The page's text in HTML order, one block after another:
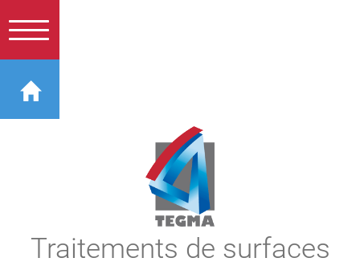
Traitements de surfaces